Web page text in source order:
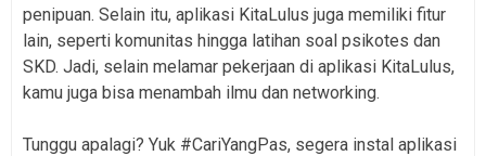
penipuan. Selain itu, aplikasi KitaLulus juga memiliki fitur
lain, seperti komunitas hingga latihan soal psikotes dan
SKD. Jadi, selain melamar pekerjaan di aplikasi KitaLulus,
kamu juga bisa menambah ilmu dan networking.
Tunggu apalagi? Yuk #CariYangPas, segera instal aplikasi